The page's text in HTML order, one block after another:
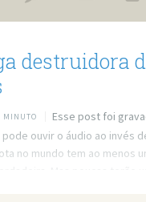
destruidora
MINUTO
Esse post foi
ouvir o áudio ao invés
no mundo tem ao menos
Mas poucas terão